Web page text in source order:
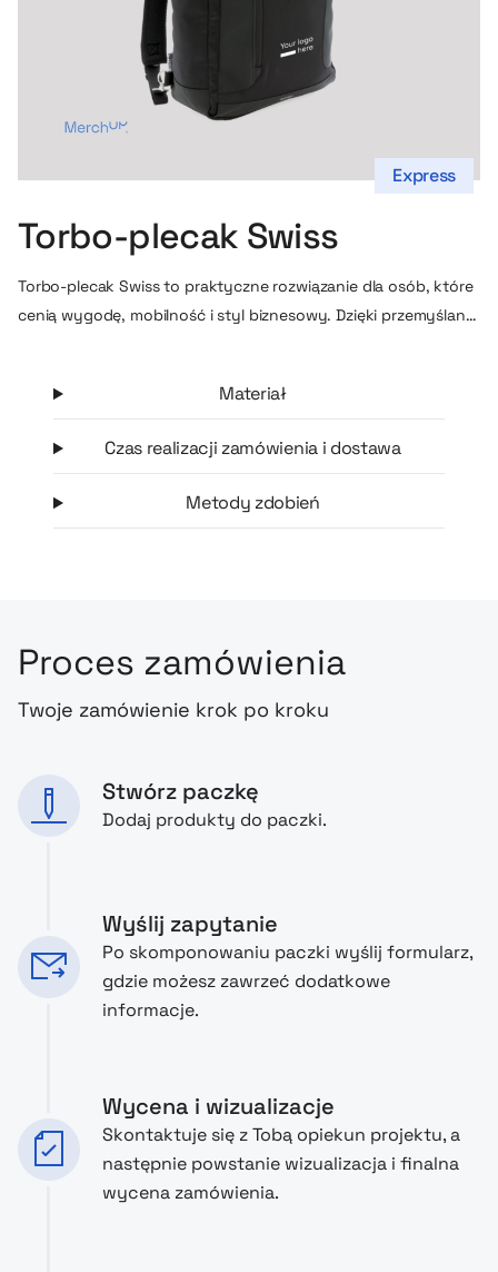
Express
Torbo-plecak Swiss
Torbo-plecak Swiss to praktyczne rozwiązanie dla osób, które
cenią wygodę, mobilność i styl biznesowy. Dzięki przemyślanej
sprawia, że doskonale sprawdzi się zarówno w pracy, jak i w
na laptop o przekątnej do 15”, która chroni sprzęt podczas
specjalne kieszenie z ochroną RFID, zabezpieczające karty i
Materiał
Czas realizacji zamówienia i dostawa
Metody zdobień
Proces zamówienia
Twoje zamówienie krok po kroku
Stwórz paczkę
Dodaj produkty do paczki.
Wyślij zapytanie
Po skomponowaniu paczki wyślij formularz,
gdzie możesz zawrzeć dodatkowe
informacje.
Wycena i wizualizacje
Skontaktuje się z Tobą opiekun projektu, a
następnie powstanie wizualizacja i finalna
wycena zamówienia.